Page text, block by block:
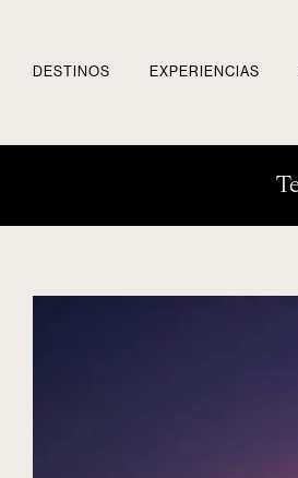
DESTINOS EXPERIENCIAS